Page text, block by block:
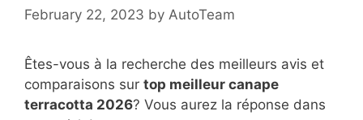
February 22, 2023 by AutoTeam
Êtes-vous à la recherche des meilleurs avis et
comparaisons sur top meilleur canape
terracotta 2026? Vous aurez la réponse dans